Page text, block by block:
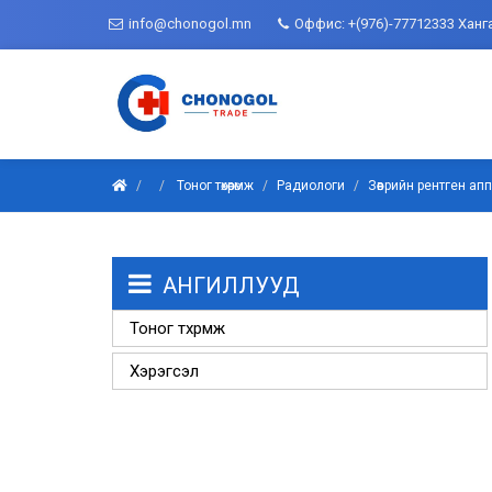
info@chonogol.mn Оффис: +(976)-77712333
Тоног төхөөрөмж Радиологи Зөөврийн рентген
АНГИЛЛУУД
Тоног төхөөрөмж
Хэрэгсэл